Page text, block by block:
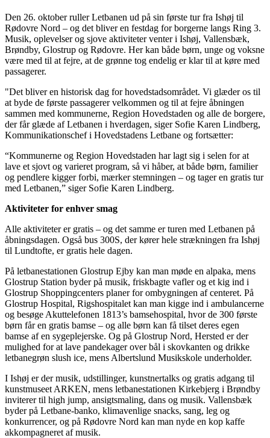
Den 26. oktober ruller Letbanen ud på sin første tur fra Ishøj til
Rødovre Nord – og det bliver en festdag for borgerne langs Ring 3.
Musik, oplevelser og sjove aktiviteter venter i Ishøj, Vallensbæk,
Brøndby, Glostrup og Rødovre. Her kan både børn, unge og voksne
være med til at fejre, at de grønne tog endelig er klar til at køre med
passagerer.
"Det bliver en historisk dag for hovedstadsområdet. Vi glæder os til
at byde de første passagerer velkommen og til at fejre åbningen
sammen med kommunerne, Region Hovedstaden og alle de borgere,
der får glæde af Letbanen i hverdagen, siger Sofie Karen Lindberg,
Kommunikationschef i Hovedstadens Letbane og fortsætter:
“Kommunerne og Region Hovedstaden har lagt sig i selen for at
lave et sjovt og varieret program, så vi håber, at både børn, familier
og pendlere kigger forbi, mærker stemningen – og tager en gratis tur
med Letbanen,” siger Sofie Karen Lindberg.
Aktiviteter for enhver smag
Alle aktiviteter er gratis – og det samme er turen med Letbanen på
åbningsdagen. Også bus 300S, der kører hele strækningen fra Ishøj
til Lundtofte, er gratis hele dagen.
På letbanestationen Glostrup Ejby kan man møde en alpaka, mens
Glostrup Station byder på musik, friskbagte vafler og et kig ind i
Glostrup Shoppingcenters planer for ombygningen af centeret. På
Glostrup Hospital, Rigshospitalet kan man kigge ind i ambulancerne
og besøge Akuttelefonen 1813’s bamsehospital, hvor de 300 første
børn får en gratis bamse – og alle børn kan få tilset deres egen
bamse af en sygeplejerske. Og på Glostrup Nord, Hersted er der
mulighed for at lave pandekager over bål i skovkanten og drikke
letbanegrøn slush ice, mens Albertslund Musikskole underholder.
I Ishøj er der musik, udstillinger, kunstnertalks og gratis adgang til
kunstmuseet ARKEN, mens letbanestationen Kirkebjerg i Brøndby
inviterer til high jump, ansigtsmaling, dans og musik. Vallensbæk
byder på Letbane-banko, klimavenlige snacks, sang, leg og
konkurrencer, og på Rødovre Nord kan man nyde en kop kaffe
akkompagneret af musik.